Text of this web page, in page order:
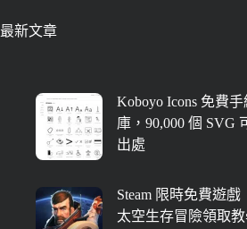
最新文章
Koboyo Icons 免費
庫，90,000 個 SVG
出處
Steam 限時免費遊戲
太空生存冒險領取